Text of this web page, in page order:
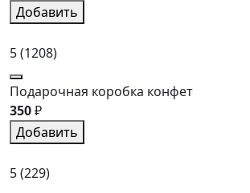
Добавить
5(1208)
Подарочная коробка конфет
350₽
Добавить
5(229)